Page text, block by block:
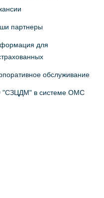
партнеры
для
обслуживание
"СЗЦДМ" в системе ОМС